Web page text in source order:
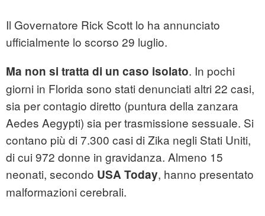
Il Governatore Rick Scott lo ha annunciato
ufficialmente lo scorso 29 luglio.
Ma non si tratta di un caso isolato. In pochi
giorni in Florida sono stati denunciati altri 22 casi,
sia per contagio diretto (puntura della zanzara
Aedes Aegypti) sia per trasmissione sessuale. Si
contano più di 7.300 casi di Zika negli Stati Uniti,
di cui 972 donne in gravidanza. Almeno 15
neonati, secondo USA Today, hanno presentato
malformazioni cerebrali.